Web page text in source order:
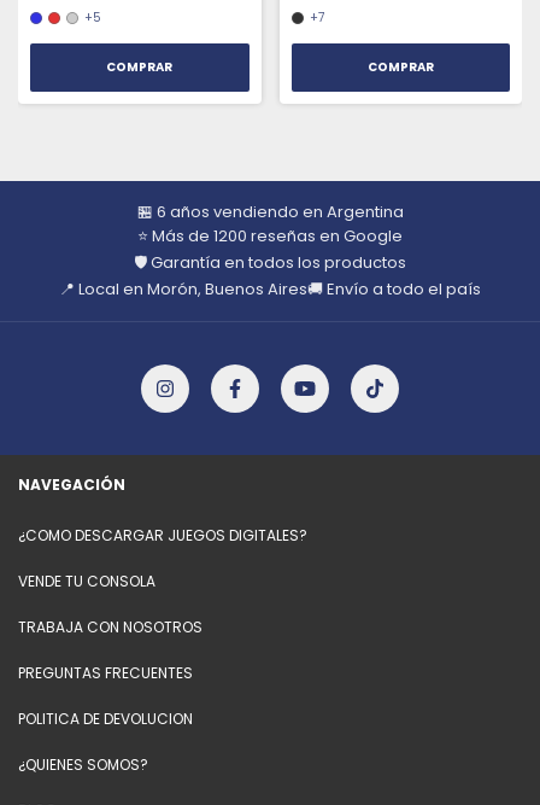
+5
COMPRAR
+7
COMPRAR
🏪 6 años vendiendo en Argentina
⭐ Más de 1200 reseñas en Google
🛡️ Garantía en todos los productos
📍 Local en Morón, Buenos Aires🚚 Envío a todo el país
NAVEGACIÓN
¿COMO DESCARGAR JUEGOS DIGITALES?
VENDE TU CONSOLA
TRABAJA CON NOSOTROS
PREGUNTAS FRECUENTES
POLITICA DE DEVOLUCION
¿QUIENES SOMOS?